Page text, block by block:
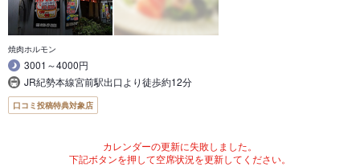
焼肉ホルモン
3001～4000円
JR紀勢本線宮前駅出口より徒歩約12分
口コミ投稿特典対象店
カレンダーの更新に失敗しました。
下記ボタンを押して空席状況を更新してください。